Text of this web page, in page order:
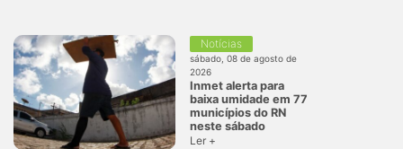
Notícias
sábado, 08 de agosto de
2026
Inmet alerta para
baixa umidade em 77
municípios do RN
neste sábado
Ler +